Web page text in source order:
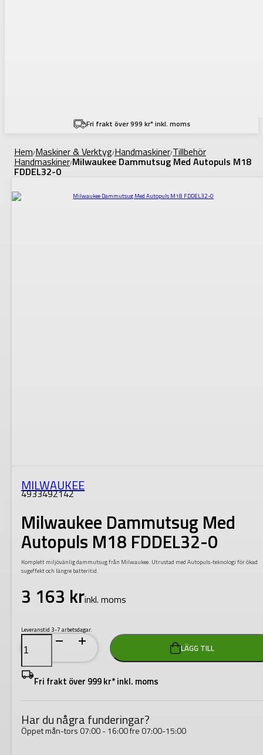
Fri frakt över 999 kr* inkl. moms
Hem/Maskiner & Verktyg/Handmaskiner/Tillbehör
Handmaskiner/Milwaukee Dammutsug Med Autopuls M18
FDDEL32-0
MILWAUKEE
4933492142
Milwaukee Dammutsug Med
Autopuls M18 FDDEL32-0
Komplett miljövänlig dammutsug från Milwaukee. Utrustad med Autopuls-teknologi för ökad
sugeffekt och längre batteritid.
3 163 krinkl. moms
Leveranstid 3-7 arbetsdagar.
Milwaukee
Dammutsug
Med
Autopuls
M18
FDDEL32-
mängd
LÄGG TILL
Fri frakt över 999 kr* inkl. moms
Har du några funderingar?
Öppet mån-tors 07:00 - 16:00 fre 07:00-15:00